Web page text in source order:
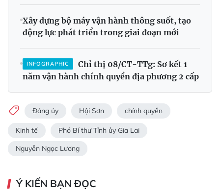
Xây dựng bộ máy vận hành thông suốt, tạo
động lực phát triển trong giai đoạn mới
INFOGRAPHIC
Chỉ thị 08/CT-TTg: Sơ kết 1
năm vận hành chính quyền địa phương 2 cấp
Đảng ủy Hội Sơn chính quyền
Kinh tế Phó Bí thư Tỉnh ủy Gia Lai
Nguyễn Ngọc Lương
Ý KIẾN BẠN ĐỌC